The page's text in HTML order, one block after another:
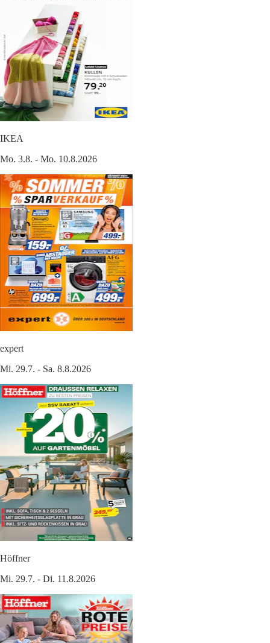
IKEA
Mo. 3.8. - Mo. 10.8.2026
expert
Mi. 29.7. - Sa. 8.8.2026
Höffner
Mi. 29.7. - Di. 11.8.2026